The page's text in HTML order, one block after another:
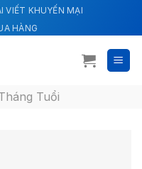
VIẾT KHUYẾN MẠI
HÀNG
Tuổi